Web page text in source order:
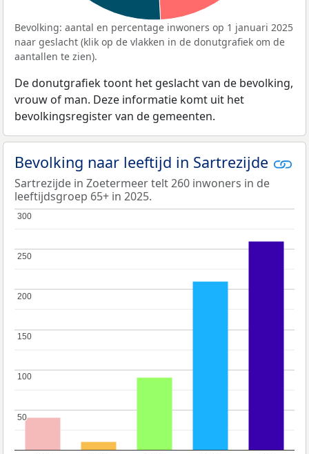
Bevolking: aantal en percentage inwoners op 1 januari 2025
naar geslacht (klik op de vlakken in de donutgrafiek om de
aantallen te zien).
De donutgrafiek toont het geslacht van de bevolking,
vrouw of man. Deze informatie komt uit het
bevolkingsregister van de gemeenten.
Bevolking naar leeftijd in Sartrezijde
Sartrezijde in Zoetermeer telt 260 inwoners in de
leeftijdsgroep 65+ in 2025.
50
50
100
100
150
150
200
200
250
250
300
300